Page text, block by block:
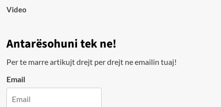
Video
Antarësohuni tek ne!
Per te marre artikujt drejt per drejt ne emailin tuaj!
Email